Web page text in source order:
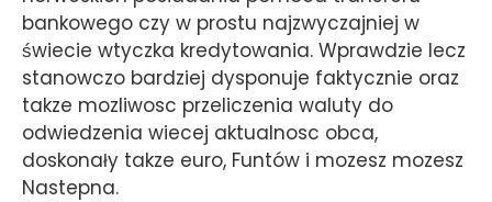
bankowego czy w prostu najzwyczajniej w
świecie wtyczka kredytowania. Wprawdzie lecz
stanowczo bardziej dysponuje faktycznie oraz
takze mozliwosc przeliczenia waluty do
odwiedzenia wiecej aktualnosc obca,
doskonały takze euro, Funtów i mozesz mozesz
Nastepna.